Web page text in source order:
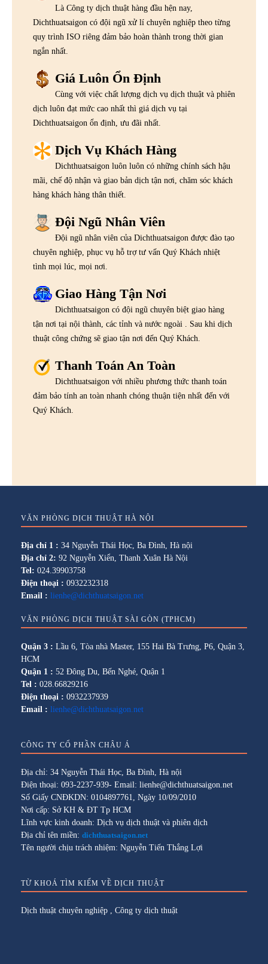
Là Công ty dịch thuật hàng đầu hện nay,
Dichthuatsaigon có đội ngũ xử lí chuyên nghiệp theo từng
quy trình ISO riêng đảm bảo hoàn thành trong thời gian
ngắn nhất.
Giá Luôn Ổn Định
Cùng với việc chất lượng dịch vụ dịch thuật và phiên
dịch luôn đạt mức cao nhất thì giá dịch vụ tại
Dichthuatsaigon ổn định, ưu đãi nhất.
Dịch Vụ Khách Hàng
Dichthuatsaigon luôn luôn có những chính sách hậu
mãi, chế độ nhận và giao bản dịch tận nơi, chăm sóc khách
hàng khách hàng thân thiết.
Đội Ngũ Nhân Viên
Đội ngũ nhân viên của Dichthuatsaigon được đào tạo
chuyên nghiệp, phục vụ hỗ trợ tư vấn Quý Khách nhiệt
tình mọi lúc, mọi nơi.
Giao Hàng Tận Nơi
Dichthuatsaigon có đội ngũ chuyên biệt giao hàng
tận nơi tại nội thành, các tỉnh và nước ngoài . Sau khi dịch
thuật công chứng sẽ giao tận nơi đến Quý Khách.
Thanh Toán An Toàn
Dichthuatsaigon với nhiều phương thức thanh toán
đảm bảo tính an toàn nhanh chóng thuận tiện nhất đến với
Quý Khách.
VĂN PHÒNG DỊCH THUẬT HÀ NỘI
Địa chỉ 1 : 34 Nguyễn Thái Học, Ba Đình, Hà nội
Địa chỉ 2: 92 Nguyễn Xiển, Thanh Xuân Hà Nội
Tel: 024.39903758
Điện thoại : 0932232318
Email : lienhe@dichthuatsaigon.net
VĂN PHÒNG DỊCH THUẬT SÀI GÒN (TPHCM)
Quận 3 : Lầu 6, Tòa nhà Master, 155 Hai Bà Trưng, P6, Quận 3,
HCM
Quận 1 : 52 Đông Du, Bến Nghé, Quận 1
Tel : 028.66829216
Điện thoại : 0932237939
Email : lienhe@dichthuatsaigon.net
CÔNG TY CỔ PHẦN CHÂU Á
Địa chỉ: 34 Nguyễn Thái Học, Ba Đình, Hà nội
Điện thoại: 093-2237-939- Email: lienhe@dichthuatsaigon.net
Số Giấy CNĐKDN: 0104897761, Ngày 10/09/2010
Nơi cấp: Sở KH & ĐT Tp HCM
Lĩnh vực kinh doanh: Dịch vụ dịch thuật và phiên dịch
Địa chỉ tên miền: dichthuatsaigon.net
Tên người chịu trách nhiệm: Nguyễn Tiến Thắng Lợi
TỪ KHOÁ TÌM KIẾM VỀ DỊCH THUẬT
Dịch thuật chuyên nghiệp Công ty dịch thuật